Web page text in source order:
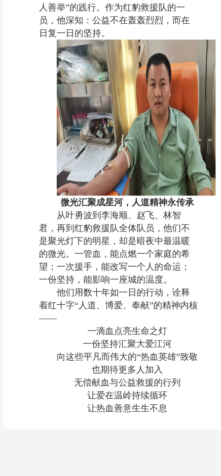
人善举”的践行。作为红豹救援队的一
员，他深知：公益不在轰轰烈烈，而在
日复一日的坚持。
微光汇聚成星河，人道精神永传承
从叶勇波到李海顺、赵飞、林智
君，再到红豹救援队全体队员，他们不
是聚光灯下的明星，却是暗夜中最温暖
的微光。一管血，能点燃一个家庭的希
望；一次援手，能改写一个人的命运；
一份坚持，能影响一座城的温度。
他们用数十年如一日的行动，诠释
着红十字“人道、博爱、奉献”的精神内核
——
一滴血点亮生命之灯
一份坚持汇聚大爱江河
向这些平凡而伟大的“热血英雄”致敬
也期待更多人加入
无偿献血与公益救援的行列
让爱在温岭持续循环
让热血善意生生不息